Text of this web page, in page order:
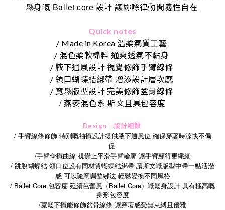
鬆身嘅 Ballet core 設計 讓妳喺律動間隨性自在
Quick notes
/ Made in Korea 溫柔氣質工藝
/ 混色柔軟棉料 通爽透氣不黏身
/ 腋下通風設計 視覺修飾手臂線條
/ 領口蝴蝶結綁帶 增添設計層次感
/ 寬鬆版型設計 完美修飾盆骨線條
/燕麥混色系 斯文且具包容度
Design｜設計細節
/ 手臂線條修飾 特別嘅袖擺設計提供腋下通風位 確保穿著時涼快不侷
促
/手臂傘擺曲線 視覺上平滑手臂輪廓 讓手臂顯得更纖細
/ 跳脫蝴蝶結 領口位設有同材質蝴蝶結綁帶 讓斯文嘅版型中帶一點活潑
感 可以隨意調整綁法 輕鬆變換不同風格
/ Ballet Core 包容度 延續芭蕾風（ Ballet Core）嘅鬆身設計 具有極高嘅
身形包容度
/寬鬆下擺能修飾盆骨線條 讓穿著感受無束縛且優雅